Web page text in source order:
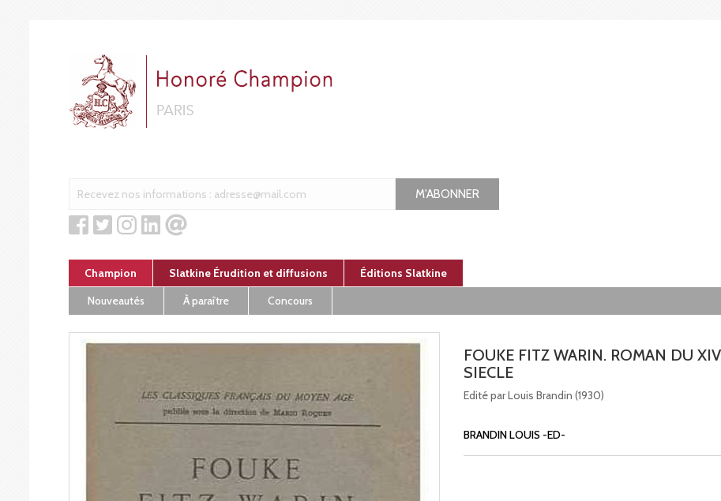
M'ABONNER
Champion Slatkine Érudition et diffusions Éditions Slatkine
Nouveautés
À paraître Concours
FOUKE FITZ WARIN. ROMAN DU
SIECLE
Edité par Louis Brandin (1930)
BRANDIN LOUIS -ED-